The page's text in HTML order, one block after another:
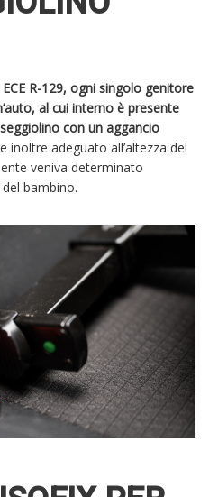
R-129, ogni singolo genitore
al cui interno è presente
con un aggancio
inoltre adeguato all’altezza del
veniva determinato
bambino.